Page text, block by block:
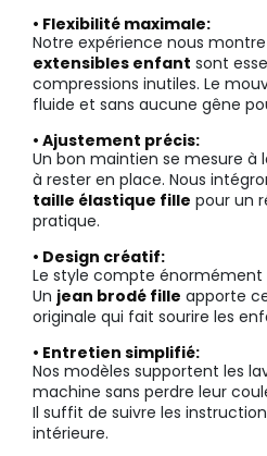
• Flexibilité maximale:
Notre expérience nous
extensibles enfant sont
compressions inutiles. Le
fluide et sans aucune gêne
• Ajustement précis:
Un bon maintien se mesure
à rester en place. Nous
taille élastique fille pour un
pratique.
• Design créatif:
Le style compte énormément
Un jean brodé fille apporte
originale qui fait sourire les
• Entretien simplifié:
Nos modèles supportent les
machine sans perdre leur
Il suffit de suivre les
intérieure.